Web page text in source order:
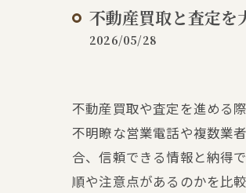
不動産買取と査定を
2026/05/28
不動産買取や査定を進める
不明瞭な営業電話や複数業
合、信頼できる情報と納得
順や注意点があるのかを比